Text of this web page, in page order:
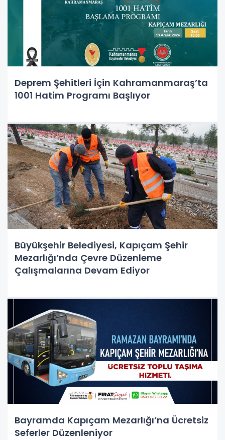
Deprem Şehitleri İçin Kahramanmaraş’ta
1001 Hatim Programı Başlıyor
Büyükşehir Belediyesi, Kapıçam Şehir
Mezarlığı’nda Çevre Düzenleme
Çalışmalarına Devam Ediyor
Bayramda Kapıçam Mezarlığı’na Ücretsiz
Seferler Düzenleniyor